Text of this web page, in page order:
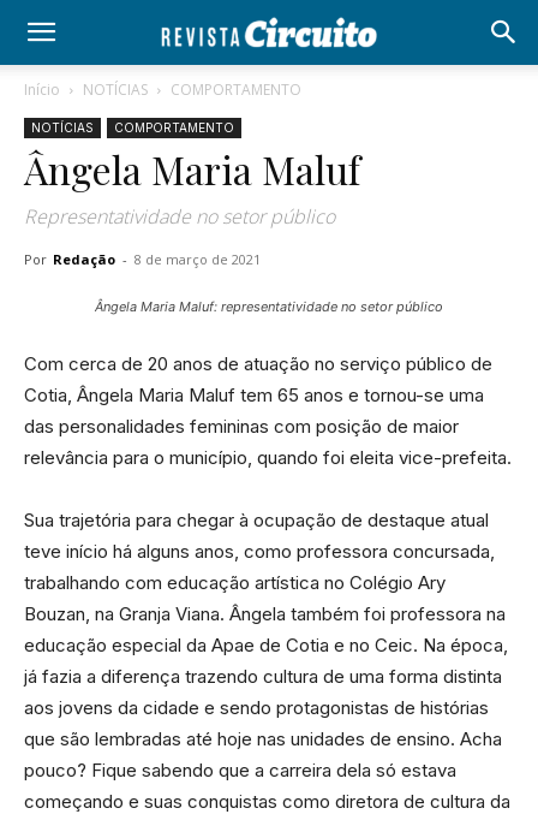
Início NOTÍCIAS COMPORTAMENTO
NOTÍCIAS COMPORTAMENTO
Ângela Maria Maluf
Representatividade no setor público
Por Redação - 8 de março de 2021
Ângela Maria Maluf: representatividade no setor público
Com cerca de 20 anos de atuação no serviço público de
Cotia, Ângela Maria Maluf tem 65 anos e tornou-se uma
das personalidades femininas com posição de maior
relevância para o município, quando foi eleita vice-prefeita.
Sua trajetória para chegar à ocupação de destaque atual
teve início há alguns anos, como professora concursada,
trabalhando com educação artística no Colégio Ary
Bouzan, na Granja Viana. Ângela também foi professora na
educação especial da Apae de Cotia e no Ceic. Na época,
já fazia a diferença trazendo cultura de uma forma distinta
aos jovens da cidade e sendo protagonistas de histórias
que são lembradas até hoje nas unidades de ensino. Acha
pouco? Fique sabendo que a carreira dela só estava
começando e suas conquistas como diretora de cultura da